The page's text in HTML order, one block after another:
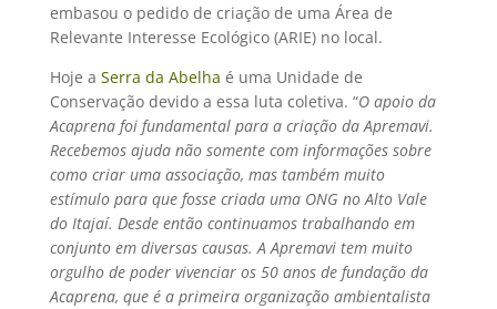
embasou o pedido de criação de uma Área de
Relevante Interesse Ecológico (ARIE) no local.
Hoje a Serra da Abelha é uma Unidade de
Conservação devido a essa luta coletiva. “O apoio da
Acaprena foi fundamental para a criação da Apremavi.
Recebemos ajuda não somente com informações sobre
como criar uma associação, mas também muito
estímulo para que fosse criada uma ONG no Alto Vale
do Itajaí. Desde então continuamos trabalhando em
conjunto em diversas causas. A Apremavi tem muito
orgulho de poder vivenciar os 50 anos de fundação da
Acaprena, que é a primeira organização ambientalista